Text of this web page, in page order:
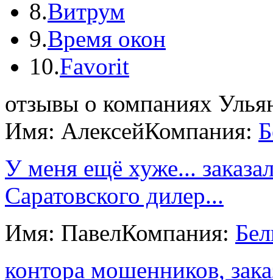
8.Витрум
9.Время окон
10.Favorit
отзывы о компаниях
Имя: АлексейКомпания:
У меня ещё хуже...
Саратовского дилер...
Имя: ПавелКомпания:
контора мошенников,